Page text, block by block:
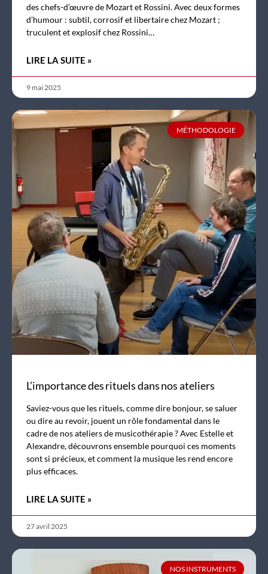
des chefs-d’œuvre de Mozart et Rossini. Avec deux formes
d’humour : subtil, corrosif et libertaire chez Mozart ;
truculent et explosif chez Rossini…
LIRE LA SUITE »
9 mai 2025
MÉTHODOLOGIE
L’importance des rituels dans nos ateliers
Saviez-vous que les rituels, comme dire bonjour, se saluer
ou dire au revoir, jouent un rôle fondamental dans le
cadre de nos ateliers de musicothérapie ? Avec Estelle et
Alexandre, découvrons ensemble pourquoi ces moments
sont si précieux, et comment la musique les rend encore
plus efficaces.
LIRE LA SUITE »
27 avril 2025
NOS INSTRUMENTS